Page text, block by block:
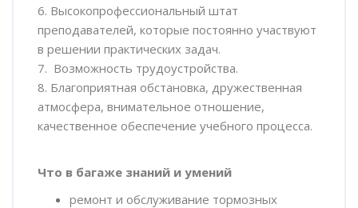
6. Высокопрофессиональный штат
преподавателей, которые постоянно участвуют
в решении практических задач.
7. Возможность трудоустройства.
8. Благоприятная обстановка, дружественная
атмосфера, внимательное отношение,
качественное обеспечение учебного процесса.
Что в багаже знаний и умений
ремонт и обслуживание тормозных